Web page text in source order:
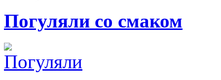
Погуляли со смаком